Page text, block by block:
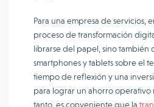
Para una empresa de servicios,
proceso de transformación
librarse del papel, sino también
smartphones y tablets sobre el
tiempo de reflexión y una
para lograr un ahorro operativo
tanto, es conveniente que la